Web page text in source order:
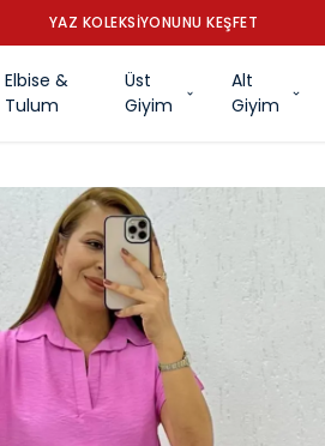
YAZ KOLEKSİYONUNU KEŞFET
Elbise &
Tulum
Üst
Giyim
Alt
Giyim